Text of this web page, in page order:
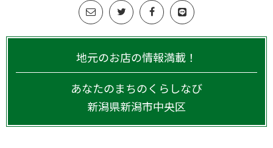
地元のお店の情報満載！
あなたのまちのくらしなび
新潟県新潟市中央区